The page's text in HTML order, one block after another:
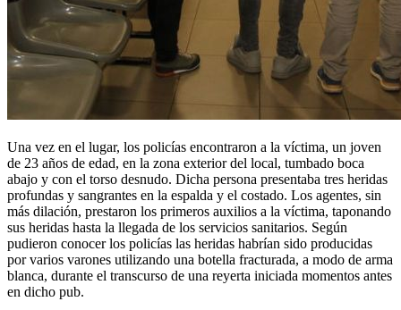
Una vez en el lugar, los policías encontraron a la víctima, un joven
de 23 años de edad, en la zona exterior del local, tumbado boca
abajo y con el torso desnudo. Dicha persona presentaba tres heridas
profundas y sangrantes en la espalda y el costado. Los agentes, sin
más dilación, prestaron los primeros auxilios a la víctima, taponando
sus heridas hasta la llegada de los servicios sanitarios. Según
pudieron conocer los policías las heridas habrían sido producidas
por varios varones utilizando una botella fracturada, a modo de arma
blanca, durante el transcurso de una reyerta iniciada momentos antes
en dicho pub.